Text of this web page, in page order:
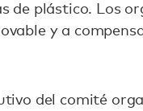
de plástico. Los
y a
del comité